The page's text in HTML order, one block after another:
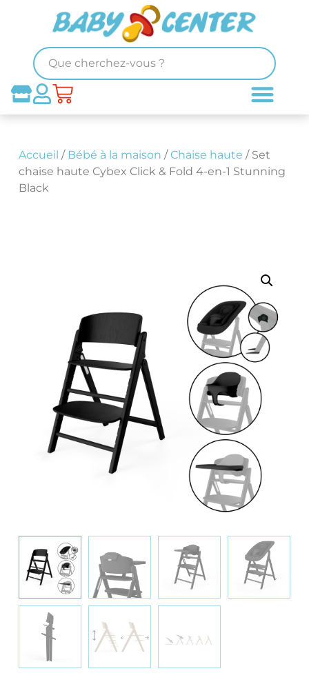
Accueil / Bébé à la maison /Chaise haute / Set
chaise haute Cybex Click & Fold 4-en-1 Stunning
Black